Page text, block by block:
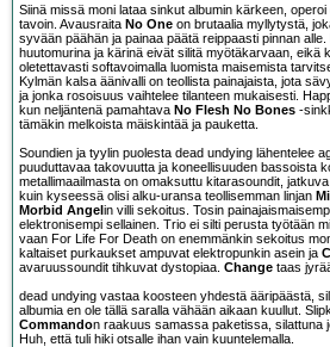
Siinä missä moni lataa sinkut albumin kärkeen,
tavoin. Avausraita No One on brutaalia myllytystä,
syvään päähän ja painaa päätä reippaasti pinnan alle.
huutomurina ja kärinä eivät silitä myötäkarvaan, eikä
oletettavasti softavoimalla luomista maisemista
Kylmän kalsa äänivalli on teollista painajaista, jota
ja jonka rosoisuus vaihtelee tilanteen mukaisesti.
kun neljäntenä pamahtava No Flesh No Bones -
tämäkin melkoista mäiskintää ja pauketta.
Soundien ja tyylin puolesta dead undying lähentelee
puuduttavaa takovuutta ja koneellisuuden bassoista
metallimaailmasta on omaksuttu kitarasoundit,
kuin kyseessä olisi alku-uransa teollisemman linjan
Morbid Angelin villi sekoitus. Tosin
elektronisempi sellainen. Trio ei silti perusta työtään
vaan For Life For Death on enemmänkin sekoitus
kaltaiset purkaukset ampuvat elektropunkin asein ja
avaruussoundit tihkuvat dystopiaa. Change taas
dead undying vastaa koosteen yhdestä ääripäästä,
albumia en ole tällä saralla vähään aikaan kuullut.
Commandon raakuus samassa paketissa, silattuna
Huh, että tuli hiki otsalle ihan vain kuuntelemalla.